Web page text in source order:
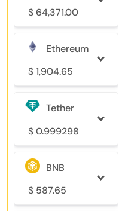
$ 64,371.00
Ethereum
$ 1,904.65
Tether
$ 0.999298
BNB
$ 587.65